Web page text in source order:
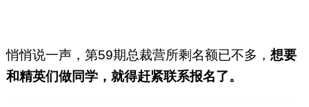
悄悄说一声，第59期总裁营所剩名额已不多， 想要
和精英们做同学，就得赶紧联系报名了。